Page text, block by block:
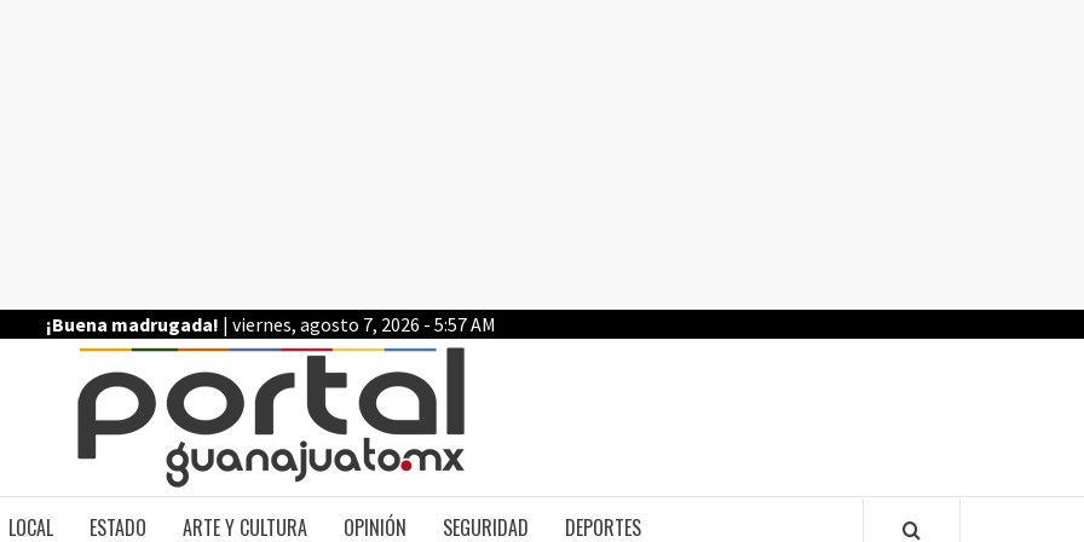
¡Buena madrugada! | viernes, agosto 7, 2026 - 5:57 AM
LOCAL ESTADO ARTE Y CULTURA OPINIÓN SEGURIDAD DEPORTES